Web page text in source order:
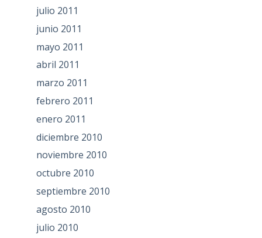
julio 2011
junio 2011
mayo 2011
abril 2011
marzo 2011
febrero 2011
enero 2011
diciembre 2010
noviembre 2010
octubre 2010
septiembre 2010
agosto 2010
julio 2010